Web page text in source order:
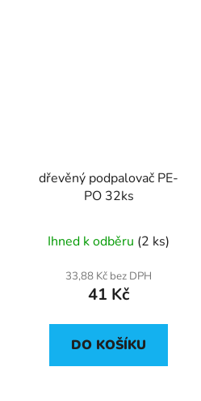
dřevěný podpalovač PE-
PO 32ks
Ihned k odběru (2 ks)
33,88 Kč bez DPH
41 Kč
DO KOŠÍKU